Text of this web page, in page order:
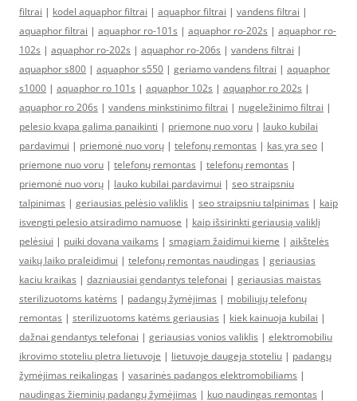
filtrai | kodel aquaphor filtrai | aquaphor filtrai | vandens filtrai |
aquaphor filtrai | aquaphor ro-101s | aquaphor ro-202s | aquaphor ro-
102s | aquaphor ro-202s | aquaphor ro-206s | vandens filtrai |
aquaphor s800 | aquaphor s550 | geriamo vandens filtrai | aquaphor
s1000 | aquaphor ro 101s | aquaphor 102s | aquaphor ro 202s |
aquaphor ro 206s | vandens minkstinimo filtrai | nugeležinimo filtrai |
pelesio kvapa galima panaikinti | priemone nuo voru | lauko kubilai
pardavimui | priemonė nuo vorų | telefonų remontas | kas yra seo |
priemone nuo voru | telefonų remontas | telefonų remontas |
priemonė nuo vorų | lauko kubilai pardavimui | seo straipsniu
talpinimas | geriausias pelėsio valiklis | seo straipsniu talpinimas | kaip
isvengti pelesio atsiradimo namuose | kaip išsirinkti geriausią valiklį
pelėsiui | puiki dovana vaikams | smagiam žaidimui kieme | aikštelės
vaikų laiko praleidimui | telefonų remontas naudingas | geriausias
kaciu kraikas | dazniausiai gendantys telefonai | geriausias maistas
sterilizuotoms katėms | padangų žymėjimas | mobiliųjų telefonų
remontas | sterilizuotoms katėms geriausias | kiek kainuoja kubilai |
dažnai gendantys telefonai | geriausias vonios valiklis | elektromobiliu
ikrovimo stoteliu pletra lietuvoje | lietuvoje daugeja stoteliu | padangų
žymėjimas reikalingas | vasarinės padangos elektromobiliams |
naudingas žieminių padangų žymėjimas | kuo naudingas remontas |